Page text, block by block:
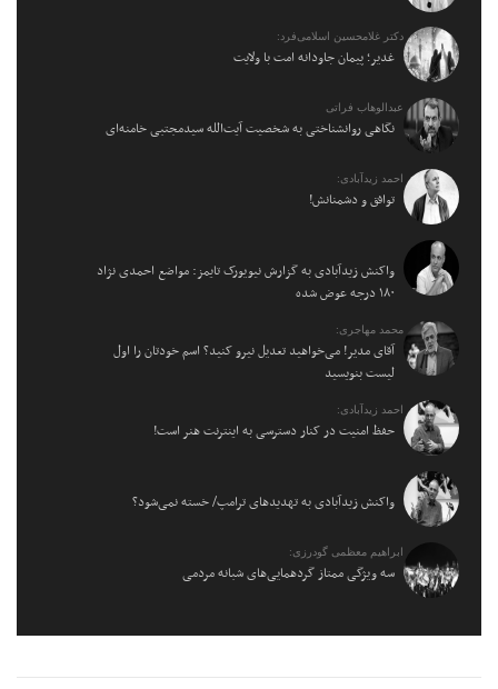
دکتر غلامحسین اسلامی‌فرد:
غدیر؛ پیمان جاودانه امت با ولایت
عبدالوهاب فراتی
نگاهی روانشناختی به شخصیت آیت‌الله سیدمجتبی خامنه‌ای
احمد زیدآبادی:
توافق و دشمنانش!
واکنش زیدآبادی به گزارش نیویورک تایمز: مواضع احمدی نژاد
۱۸۰ درجه عوض شده
محمد مهاجری:
آقای مدیر! می‌خواهید تعدیل نیرو کنید؟ اسم خودتان را اول
لیست بنویسید
احمد زیدآبادی:
حفظ امنیت در کنار دسترسی به اینترنت هنر است!
واکنش زیدآبادی به تهدیدهای ترامپ/ خسته نمی‌شود؟
ابراهیم معظمی گودرزی:
سه ویژگی ممتاز گردهمایی‌های شبانه مردمی